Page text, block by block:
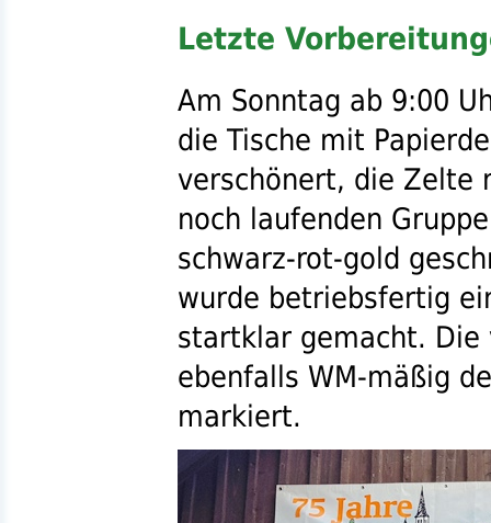
Letzte
Am Sonntag ab 9:00
die Tische mit
verschönert, die Zelte
noch laufenden
schwarz-rot-gold
wurde betriebsfertig
startklar gemacht. Die
ebenfalls WM-mäßig
markiert.